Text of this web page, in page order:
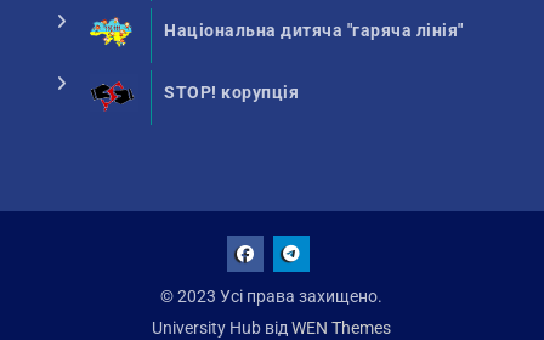
Національна дитяча "гаряча лінія"
STOP! корупція
© 2023 Усі права захищено.
University Hub відWEN Themes